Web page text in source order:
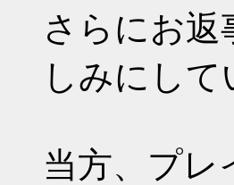
さらにお返
しみにして
当方、プレ